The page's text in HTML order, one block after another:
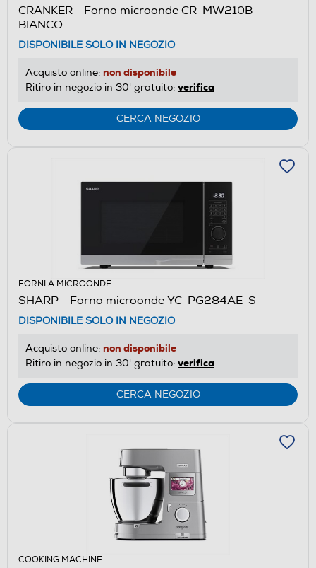
CRANKER - Forno microonde CR-MW210B-
BIANCO
DISPONIBILE SOLO IN NEGOZIO
Acquisto online: non disponibile
Ritiro in negozio in 30' gratuito: verifica
CERCA NEGOZIO
FORNI A MICROONDE
SHARP - Forno microonde YC-PG284AE-S
DISPONIBILE SOLO IN NEGOZIO
Acquisto online: non disponibile
Ritiro in negozio in 30' gratuito: verifica
CERCA NEGOZIO
COOKING MACHINE